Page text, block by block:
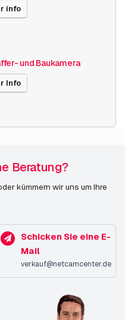
info
und Baukamera
Info
Beratung?
kümmern wir uns um Ihre
Schicken Sie eine E-
Mail
verkauf@netcamcenter.de